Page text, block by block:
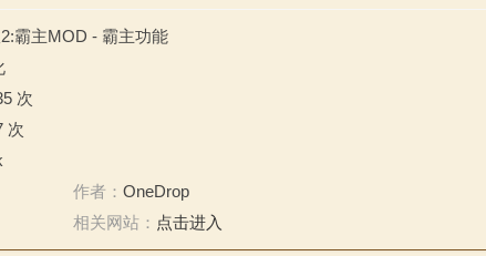
霸主MOD - 霸主功能
次
次
作者： OneDrop
相关网站： 点击进入